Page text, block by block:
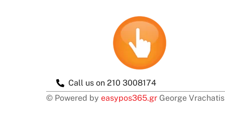
Call us on 210 3008174
© Powered by easypos365.gr George Vrachatis